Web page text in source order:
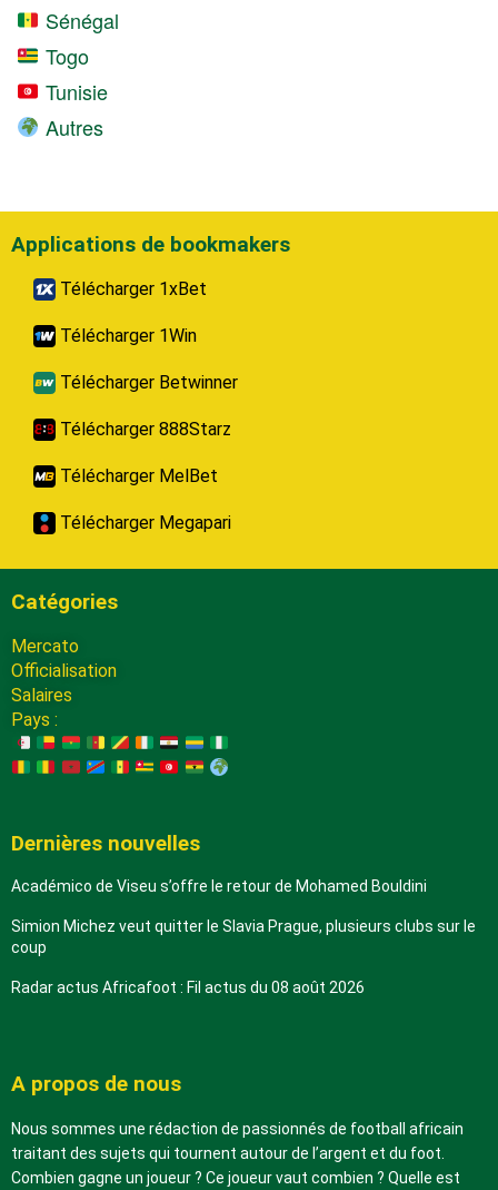
Sénégal
Togo
Tunisie
Autres
Applications de bookmakers
Télécharger 1xBet
Télécharger 1Win
Télécharger Betwinner
Télécharger 888Starz
Télécharger MelBet
Télécharger Megapari
Catégories
Mercato
Officialisation
Salaires
Pays :
Dernières nouvelles
Académico de Viseu s’offre le retour de Mohamed Bouldini
Simion Michez veut quitter le Slavia Prague, plusieurs clubs sur le
coup
Radar actus Africafoot : Fil actus du 08 août 2026
A propos de nous
Nous sommes une rédaction de passionnés de football africain
traitant des sujets qui tournent autour de l’argent et du foot.
Combien gagne un joueur ? Ce joueur vaut combien ? Quelle est